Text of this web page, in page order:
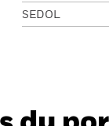
SEDOL